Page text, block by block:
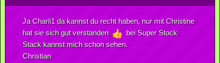
Ja Charli1 da kannst du recht haben, nur mit Christine
hat sie sich gut verstanden
bei Super Stock
Stack kannst mich schon sehen.
Christian